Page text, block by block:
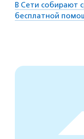
В Сети собирают
бесплатной